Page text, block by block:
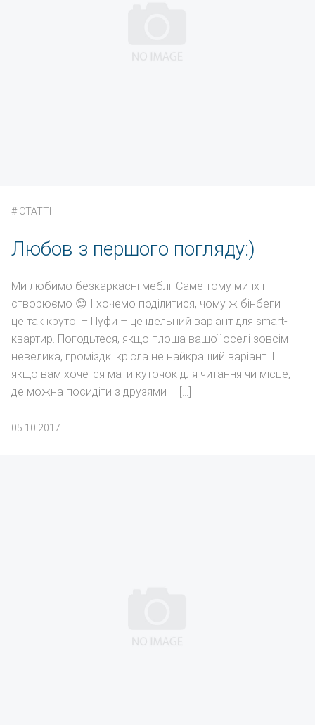
# СТАТТІ
Любов з першого погляду:)
Ми любимо безкаркасні меблі. Саме тому ми їх і
створюємо 😊 І хочемо поділитися, чому ж бінбеги –
це так круто: – Пуфи – це ідельний варіант для smart-
квартир. Погодьтеся, якщо площа вашої оселі зовсім
невелика, громіздкі крісла не найкращий варіант. І
якщо вам хочется мати куточок для читання чи місце,
де можна посидіти з друзями – […]
05.10.2017